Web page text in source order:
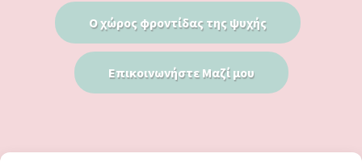
Ο χώρος φροντίδας της ψυχής
Επικοινωνήστε Μαζί μου